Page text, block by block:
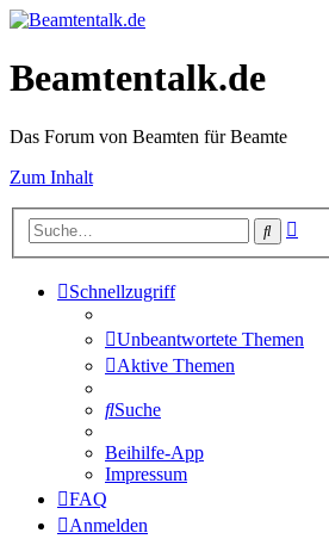
Beamtentalk.de
Das Forum von Beamten für Beamte
Zum Inhalt
Suche
Schnellzugriff
Unbeantwortete Themen
Aktive Themen
Suche
Beihilfe-App
Impressum
FAQ
Anmelden